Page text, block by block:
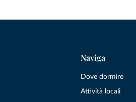
Naviga
Dove dormire
Attività locali